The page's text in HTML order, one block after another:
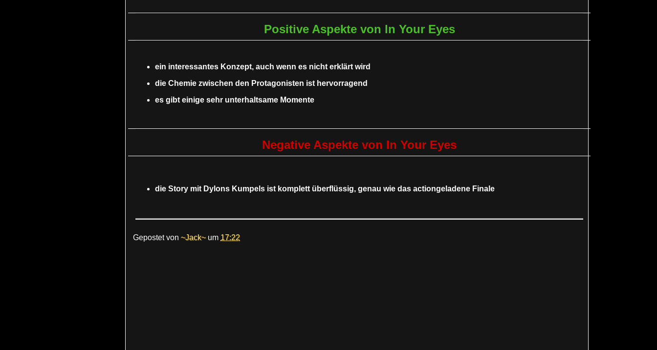
Positive Aspekte von In Your Eyes
ein interessantes Konzept, auch wenn es nicht erklärt wird
die Chemie zwischen den Protagonisten ist hervorragend
es gibt einige sehr unterhaltsame Momente
Negative Aspekte von In Your Eyes
die Story mit Dylons Kumpels ist komplett überflüssig, genau wie das actiongeladene Finale
Gepostet von ~Jack~ um 17:22